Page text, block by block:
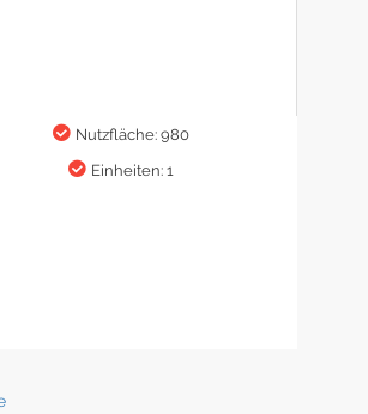
Nutzfläche: 980
Einheiten: 1